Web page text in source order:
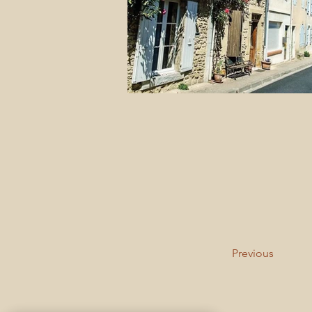
Previous